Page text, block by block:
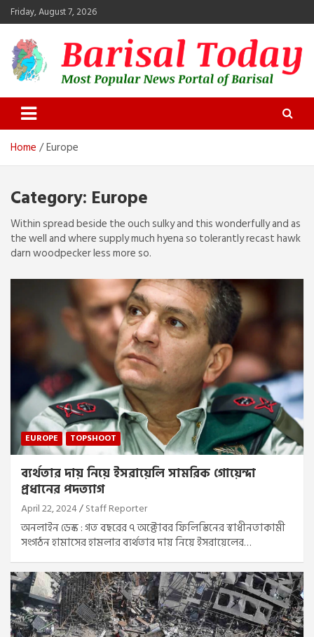
Skip
to
content
Friday, August 7, 2026
Barisal Today
The Most Popular News Portal in Barisal
Home Europe
Category: Europe
Within spread beside the ouch sulky and this wonderfully and as
the well and where supply much hyena so tolerantly recast hawk
darn woodpecker less more so.
EUROPE TOPSHOOT
ব্যর্থতার দায় নিয়ে ইসরায়েলি সামরিক গোয়েন্দা
প্রধানের পদত্যাগ
April 22, 2024 Staff Reporter
অনলাইন ডেস্ক : গত বছরের ৭ অক্টোবর ফিলিস্তিনের স্বাধীনতাকামী
সংগঠন হামাসের হামলার ব্যর্থতার দায় নিয়ে ইসরায়েলের…